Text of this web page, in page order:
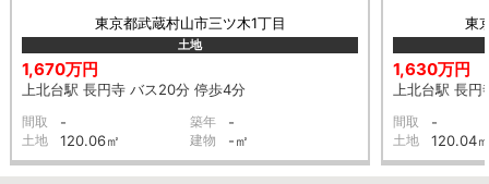
東京都武蔵村山市三ツ木1丁目
土地
1,670万円
上北台駅 長円寺 バス20分 停歩4分
間取 - 築年 -
土地 120.06㎡ 建物 -㎡
東
1,630万円
上北台駅 長
間取 -
土地 120.04